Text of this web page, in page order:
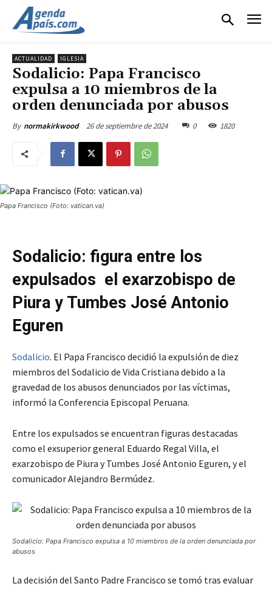
ACTUALIDAD IGLESIA
Sodalicio: Papa Francisco
expulsa a 10 miembros de la
orden denunciada por abusos
By normakirkwood 26 de septiembre de 2024 0 1820
Papa Francisco (Foto: vatican.va)
Sodalicio: figura entre los
expulsados el exarzobispo de
Piura y Tumbes José Antonio
Eguren
Sodalicio. El Papa Francisco decidió la expulsión de diez
miembros del Sodalicio de Vida Cristiana debido a la
gravedad de los abusos denunciados por las víctimas,
informó la Conferencia Episcopal Peruana.
Entre los expulsados se encuentran figuras destacadas
como el exsuperior general Eduardo Regal Villa, el
exarzobispo de Piura y Tumbes José Antonio Eguren, y el
comunicador Alejandro Bermúdez.
Sodalicio: Papa Francisco expulsa a 10 miembros de la orden denunciada por
abusos
La decisión del Santo Padre Francisco se tomó tras evaluar